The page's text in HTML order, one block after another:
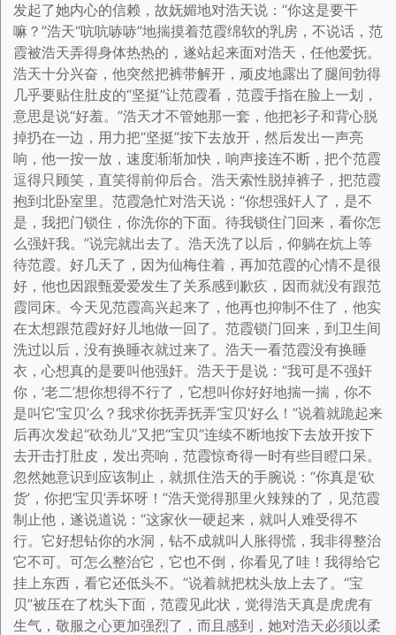
发起了她内心的信赖，故妩媚地对浩天说：“你这是要干
嘛？”浩天“吭吭哧哧”地揣摸着范霞绵软的乳房，不说话，范
霞被浩天弄得身体热热的，遂站起来面对浩天，任他爱抚。
浩天十分兴奋，他突然把裤带解开，顽皮地露出了腿间勃得
几乎要贴住肚皮的“坚挺”让范霞看，范霞手指在脸上一划，
意思是说“好羞。”浩天才不管她那一套，他把衫子和背心脱
掉扔在一边，用力把“坚挺”按下去放开，然后发出一声亮
响，他一按一放，速度渐渐加快，响声接连不断，把个范霞
逗得只顾笑，直笑得前仰后合。浩天索性脱掉裤子，把范霞
抱到北卧室里。范霞急忙对浩天说：“你想强奸人了，是不
是，我把门锁住，你洗你的下面。待我锁住门回来，看你怎
么强奸我。”说完就出去了。浩天洗了以后，仰躺在炕上等
待范霞。好几天了，因为仙梅住着，再加范霞的心情不是很
好，他也因跟甄爱爱发生了关系感到歉疚，因而就没有跟范
霞同床。今天见范霞高兴起来了，他再也抑制不住了，他实
在太想跟范霞好好儿地做一回了。范霞锁门回来，到卫生间
洗过以后，没有换睡衣就过来了。浩天一看范霞没有换睡
衣，心想真的是要叫他强奸。浩天于是说：“我可是不强奸
你，‘老二’想你想得不行了，它想叫你好好地揣一揣，你不
是叫它‘宝贝’么？我求你抚弄抚弄‘宝贝’好么！”说着就跪起来
后再次发起“砍劲儿”又把“宝贝”连续不断地按下去放开按下
去开击打肚皮，发出亮响，范霞惊奇得一时有些目瞪口呆。
忽然她意识到应该制止，就抓住浩天的手腕说：“你真是‘砍
货’，你把‘宝贝’弄坏呀！”浩天觉得那里火辣辣的了，见范霞
制止他，遂说道说：“这家伙一硬起来，就叫人难受得不
行。它好想钻你的水洞，钻不成就叫人胀得慌，我非得整治
它不可。可怎么整治它，它也不倒，你看见了哇！我得给它
挂上东西，看它还低头不。”说着就把枕头放上去了。“宝
贝”被压在了枕头下面，范霞见此状，觉得浩天真是虎虎有
生气，敬服之心更加强烈了，而且感到，她对浩天必须以柔